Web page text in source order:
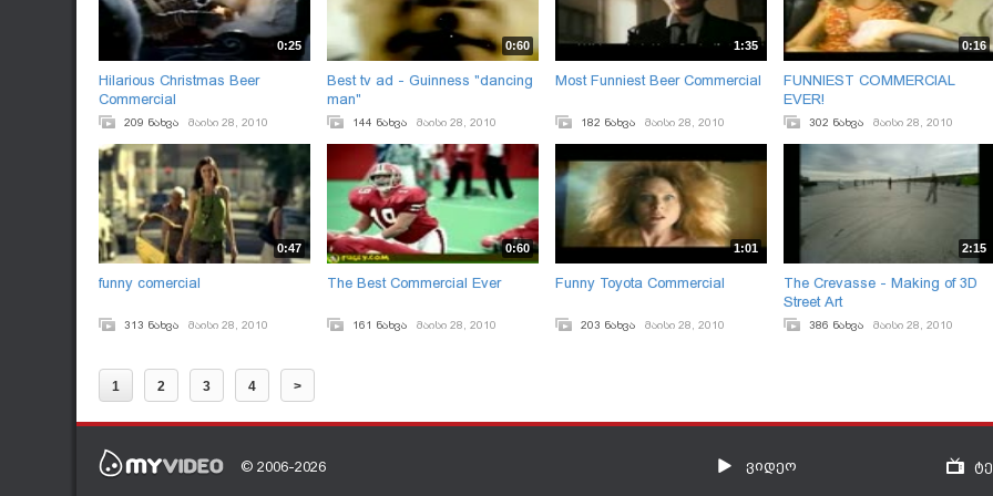
0:25
Hilarious Christmas Beer
Commercial
209 ნახვა მაისი 28, 2010
0:60
Best tv ad - Guinness "dancing
man"
144 ნახვა მაისი 28, 2010
1:35
Most Funniest Beer Commercial
182 ნახვა მაისი 28, 2010
0:16
FUNNIEST COMMERCIAL
EVER!
302 ნახვა მაისი 28, 2010
0:47
funny comercial
313 ნახვა მაისი 28, 2010
0:60
The Best Commercial Ever
161 ნახვა მაისი 28, 2010
1:01
Funny Toyota Commercial
203 ნახვა მაისი 28, 2010
2:15
The Crevasse - Making of 3D
Street Art
386 ნახვა მაისი 28, 2010
1 2 3 4 >
© 2006-2026 ვიდეო